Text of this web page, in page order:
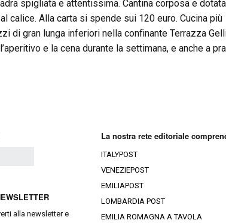
spigliata e attentissima. Cantina corposa e
al calice. Alla carta si spende sui 120 euro. Cucina più
di gran lunga inferiori nella confinante Terrazza
e la cena durante la settimana, e anche a
alla newsletter e
La nostra rete editoriale
ITALYPOST
VENEZIEPOST
EMILIAPOST
LOMBARDIA POST
EMILIA ROMAGNA A TAVOLA